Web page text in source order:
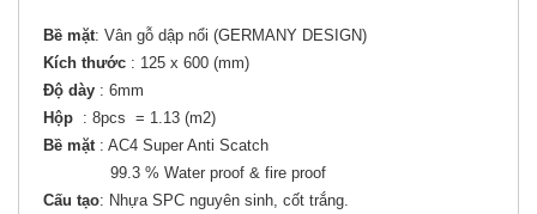
Bề mặt: Vân gỗ dập nổi (GERMANY DESIGN)
Kích thước : 125 x 600 (mm)
Độ dày : 6mm
Hộp : 8pcs = 1.13 (m2)
Bề mặt : AC4 Super Anti Scatch
99.3 % Water proof & fire proof
Cấu tạo: Nhựa SPC nguyên sinh, cốt trắng.